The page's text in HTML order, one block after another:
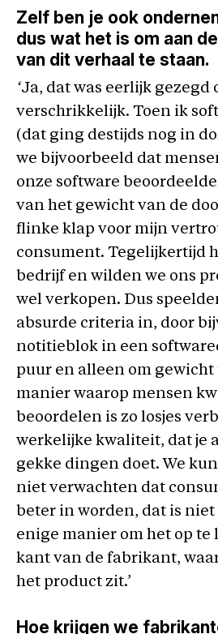
Zelf ben je ook
dus wat het is om aan
van dit verhaal te staan.
‘Ja, dat was eerlijk gezegd
verschrikkelijk. Toen ik
(dat ging destijds nog in
we bijvoorbeeld dat
onze software
van het gewicht van de
flinke klap voor mijn
consument. Tegelijkertijd
bedrijf en wilden we ons
wel verkopen. Dus
absurde criteria in, door
notitieblok in een
puur en alleen om gewicht
manier waarop mensen
beoordelen is zo losjes
werkelijke kwaliteit, dat je
gekke dingen doet. We
niet verwachten dat
beter in worden, dat is niet
enige manier om het op te
kant van de fabrikant,
het product zit.’
Hoe krijgen we